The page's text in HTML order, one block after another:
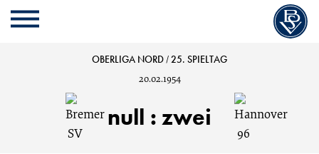
Cookie
Einstellungen
Zum
Inhalt
Cookie
Einstellungen
Kopfbereich
MENU
OBERLIGA NORD /25. SPIELTAG
20.02.1954
null : zwei